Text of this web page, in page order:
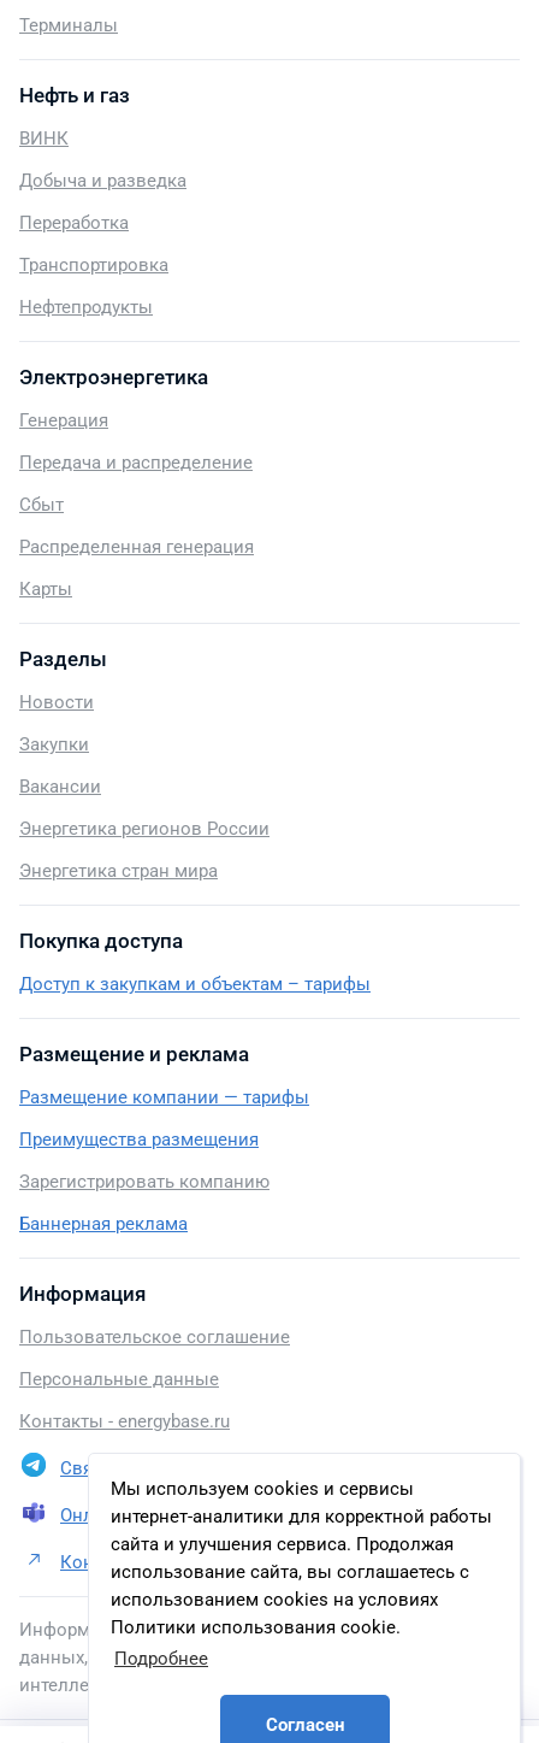
Мы используем cookies и сервисы
интернет-аналитики для корректной работы
сайта и улучшения сервиса. Продолжая
использование сайта, вы соглашаетесь с
использованием cookies на условиях
Политики использования cookie.
Подробнее
Согласен
Терминалы
Нефть и газ
ВИНК
Добыча и разведка
Переработка
Транспортировка
Нефтепродукты
Электроэнергетика
Генерация
Передача и распределение
Сбыт
Распределенная генерация
Карты
Разделы
Новости
Закупки
Вакансии
Энергетика регионов России
Энергетика стран мира
Покупка доступа
Доступ к закупкам и объектам – тарифы
Размещение и реклама
Размещение компании — тарифы
Преимущества размещения
Зарегистрировать компанию
Баннерная реклама
Информация
Пользовательское соглашение
Персональные данные
Контакты - energybase.ru
Связаться в Telegram
Онлайн презентация
Контакты ООО «ИНБРЭС»
Информация, размещенная на сайте, включена в базу
данных, зарегистрированную в Федеральной службе по
интеллектуальной собственности.